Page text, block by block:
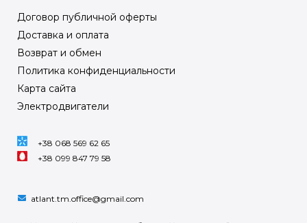
Договор публичной оферты
Доставка и оплата
Возврат и обмен
Политика конфиденциальности
Карта сайта
Электродвигатели
+38 068 569 62 65
+38 099 847 79 58
atlant.tm.office@gmail.com